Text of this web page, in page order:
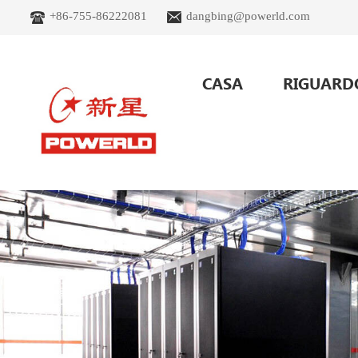
+86-755-86222081 dangbing@powerld.com
CASA